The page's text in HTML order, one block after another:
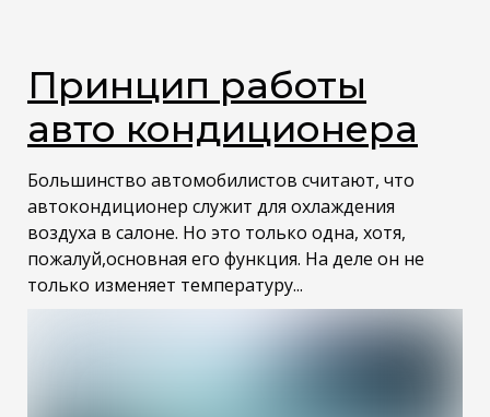
Принцип работы
авто кондиционера
Большинство автомобилистов считают, что
автокондиционер служит для охлаждения
воздуха в салоне. Но это только одна, хотя,
пожалуй,основная его функция. На деле он не
только изменяет температуру...